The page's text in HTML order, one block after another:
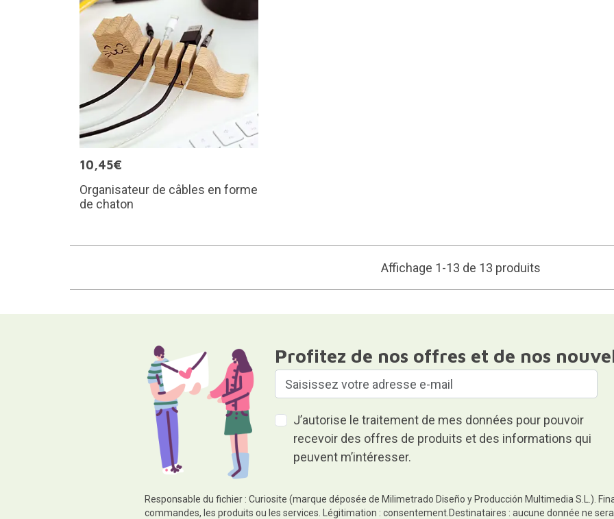
10,45€
Organisateur de câbles en forme
de chaton
Affichage 1-13 de 13 produits
Profitez de nos offres et de nos
J’autorise le traitement de mes données pour pouvoir
recevoir des offres de produits et des informations qui
peuvent m’intéresser.
Responsable du fichier : Curiosite (marque déposée de Milimetrado Diseño y Producción Multimedia S.L.).
commandes, les produits ou les services. Légitimation : consentement.Destinataires : aucune donnée ne